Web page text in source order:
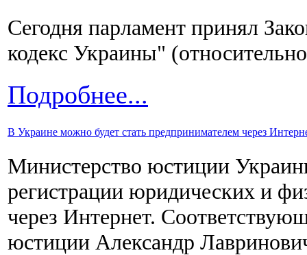
Сегодня парламент принял
кодекс Украины"
Подробнее...
В Украине можно будет стать предпринимателем через
Министерство юстиции
регистрации юридических и
через Интернет.
юстиции Александр